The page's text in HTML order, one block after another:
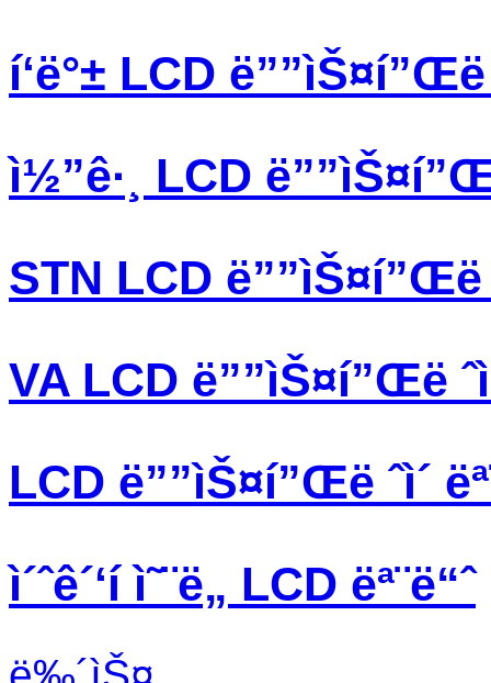
í‘ë°± LCD ë””ìŠ¤í”Œë
ì½”ê·¸ LCD
STN LCD ë””ìŠ¤í”Œë
VA LCD ë””ìŠ¤í”Œë
LCD ë””ìŠ¤í”Œë ˆì´
ì´ˆê´‘í­ ì˜¨ë„ LCD ëª¨ë“ˆ